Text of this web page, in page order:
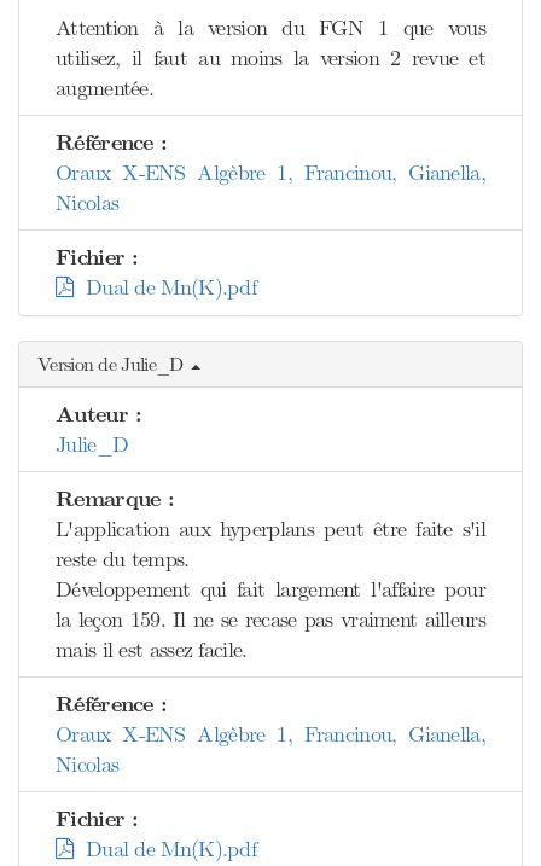
Attention à la version du FGN 1 que vous
utilisez, il faut au moins la version 2 revue et
augmentée.
Référence :
Oraux X-ENS Algèbre 1, Francinou, Gianella,
Nicolas
Fichier :
Dual de Mn(K).pdf
Version de Julie_D
Auteur :
Julie_D
Remarque :
L'application aux hyperplans peut être faite s'il
reste du temps.
Développement qui fait largement l'affaire pour
la leçon 159. Il ne se recase pas vraiment ailleurs
mais il est assez facile.
Référence :
Oraux X-ENS Algèbre 1, Francinou, Gianella,
Nicolas
Fichier :
Dual de Mn(K).pdf